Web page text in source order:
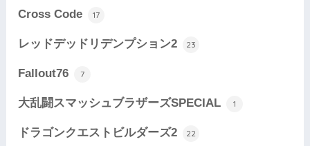
Cross Code 17
レッドデッドリデンプション2 23
Fallout76 7
大乱闘スマッシュブラザーズSPECIAL 1
ドラゴンクエストビルダーズ2 22